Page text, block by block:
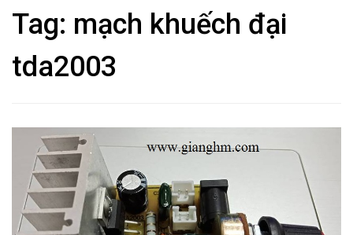
Tag: mạch khuếch đại
tda2003